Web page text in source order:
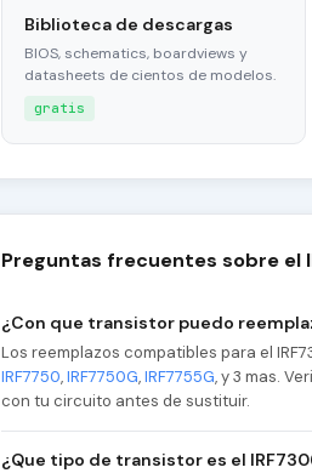
Biblioteca de descargas
BIOS, schematics, boardviews y
datasheets de cientos de modelos.
gratis
Preguntas frecuentes sobre el
¿Con que transistor puedo
Los reemplazos compatibles para el
IRF7750,IRF7750G,IRF7755G, y 3 mas.
con tu circuito antes de sustituir.
¿Que tipo de transistor es el